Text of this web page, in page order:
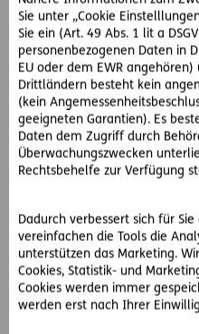
Sie unter „Cookie
Sie ein (Art. 49 Abs. 1 lit a
personenbezogenen Daten in
EU oder dem EWR
Drittländern besteht kein
(kein
geeigneten Garantien). Es
Daten dem Zugriff durch
Überwachungszwecken
Rechtsbehelfe zur Verfügung
Dadurch verbessert sich für
vereinfachen die Tools die
unterstützen das Marketing.
Cookies, Statistik- und
Cookies werden immer
werden erst nach Ihrer
Herr W. kontaktiert das
beschreibt sein Problem. Die
W. einen der rund 500
zur Verfügung, der sich der
Rechtsanwalt kann vor
Hochzeitsfoto vom Flyer
finanziell entschädigt wird.
Streitigkeiten über Verträge,
beinhalten. Darüber hinaus
Recht am eigenen Bild
Davon hat auch Sebastian